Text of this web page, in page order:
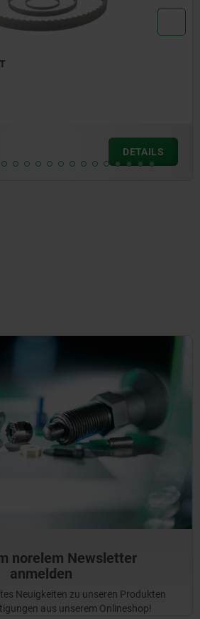
DETAILS
norelem Newsletter
anmelden
Neuigkeiten zu unseren Produkten
aus unserem Onlineshop!